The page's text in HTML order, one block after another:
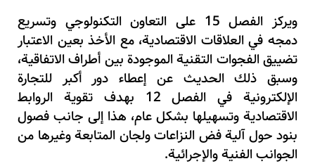
ويركز الفصل 15 على التعاون التكنولوجي وتسريع
دمجه في العلاقات الاقتصادية، مع الأخذ بعين الاعتبار
تضييق الفجوات التقنية الموجودة بين أطراف الاتفاقية،
وسبق ذلك الحديث عن إعطاء دور أكبر للتجارة
الإلكترونية في الفصل 12 بهدف تقوية الروابط
الاقتصادية وتسهيلها بشكل عام، هذا إلى جانب فصول
بنود حول آلية فض النزاعات ولجان المتابعة وغيرها من
الجوانب الفنية والإجرائية.